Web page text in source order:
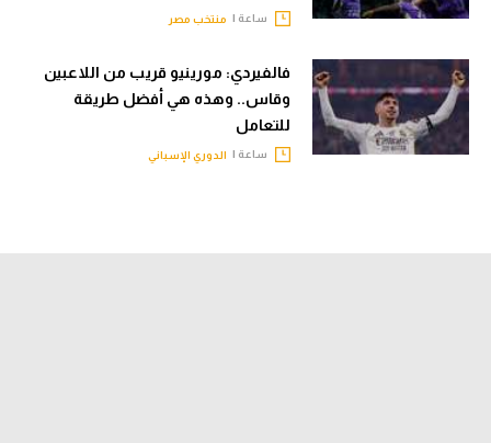
ساعة | منتخب مصر
فالفيردي: مورينيو قريب من اللاعبين
وقاس.. وهذه هي أفضل طريقة
للتعامل
ساعة | الدوري الإسباني